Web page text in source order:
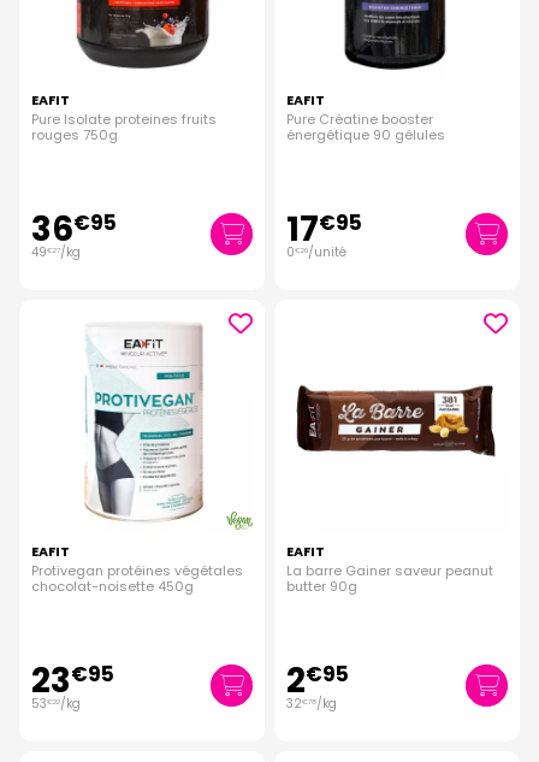
EAFIT
Pure Isolate proteines fruits
rouges 750g
36€95
49€27/kg
EAFIT
Pure Créatine booster
énergétique 90 gélules
17€95
0€20/unité
EAFIT
Protivegan protéines végétales
chocolat-noisette 450g
23€95
53€22/kg
EAFIT
La barre Gainer saveur peanut
butter 90g
2€95
32€78/kg